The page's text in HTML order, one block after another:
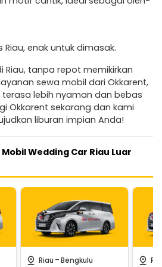
enak untuk dimasak.
Riau, tanpa repot memikirkan
sewa mobil dari Okkarent,
lebih nyaman dan bebas
Okkarent sekarang dan kami
liburan impian Anda!
Wedding Car Riau Luar
pin_drop Riau -Bengkulu pin_drop